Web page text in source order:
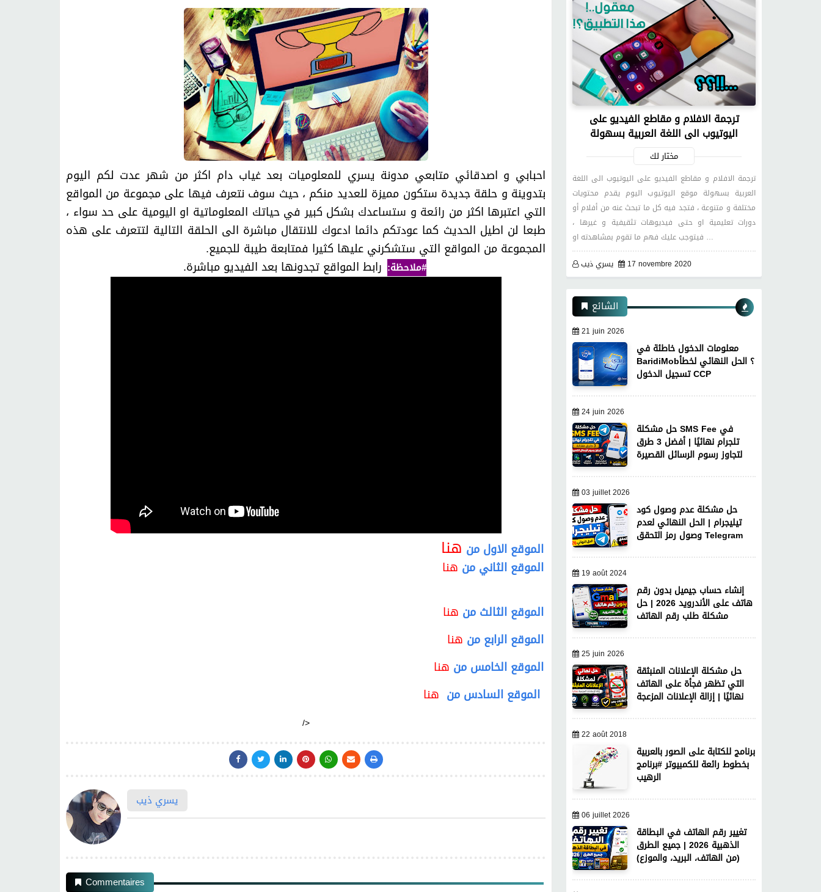
احبابي و اصدقائي متابعي مدونة يسري للمعلوميات بعد غياب دام اكثر من شهر عدت لكم اليوم
بتدوينة و حلقة جديدة ستكون مميزة للعديد منكم ، حيث سوف نتعرف فيها على مجموعة من المواقع
التي اعتبرها اكثر من رائعة و ستساعدك بشكل كبير في حياتك المعلوماتية او اليومية على حد سواء ،
طبعا لن اطيل الحديث كما عودتكم دائما ادعوك للانتقال مباشرة الى الحلقة التالية لتتعرف على هذه
المجموعة من المواقع التي ستشكرني عليها كثيرا فمتابعة طيبة للجميع.
#ملاحظة: رابط المواقع تجدونها بعد الفيديو مباشرة.
الموقع الاول من هنا
الموقع الثاني من هنا
الموقع الثالث من هنا
الموقع الرابع من هنا
الموقع الخامس من هنا
الموقع السادس من هنا
/>
يسري ذيب
Commentaires
ترجمة الافلام و مقاطع الفيديو على
اليوتيوب الى اللغة العربية بسهولة
مختار لك
ترجمة الافلام و مقاطع الفيديو على اليوتيوب الى اللغة
العربية بسهولة موقع اليوتيوب اليوم يقدم محتويات
مختلفة و متنوعة ، فتجد فيه كل ما تبحث عنه من أفلام أو
دورات تعليمية او حتى فيديوهات تثقيفية و غيرها ،
فيتوجب عليك فهم ما تقوم بمشاهدته او …
يسري ذيب
17 novembre 2020
الشائع
21 juin 2026
معلومات الدخول خاطئة في
BaridiMob؟ الحل النهائي لخطأ
تسجيل الدخول CCP
24 juin 2026
حل مشكلة SMS Fee في
تلجرام نهائيًا | أفضل 3 طرق
لتجاوز رسوم الرسائل القصيرة
03 juillet 2026
حل مشكلة عدم وصول كود
تيليجرام | الحل النهائي لعدم
وصول رمز التحقق Telegram
19 août 2024
إنشاء حساب جيميل بدون رقم
هاتف على الأندرويد 2026 | حل
مشكلة طلب رقم الهاتف
25 juin 2026
حل مشكلة الإعلانات المنبثقة
التي تظهر فجأة على الهاتف
نهائيًا | إزالة الإعلانات المزعجة
22 août 2018
برنامج للكتابة على الصور بالعربية
بخطوط رائعة للكمبيوتر #برنامج
الرهيب
06 juillet 2026
تغيير رقم الهاتف في البطاقة
الذهبية 2026 | جميع الطرق
(من الهاتف، البريد، والموزع)